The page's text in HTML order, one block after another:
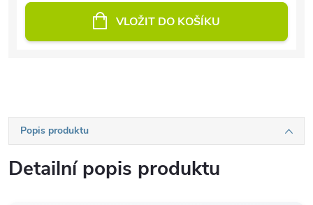
VLOŽIT DO KOŠÍKU
Popis produktu
Detailní popis produktu